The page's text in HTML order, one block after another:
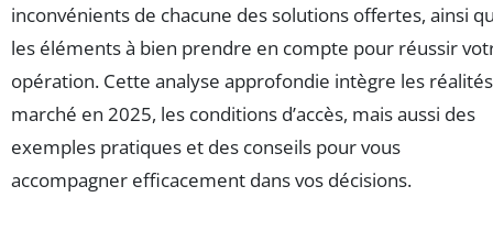
inconvénients de chacune des solutions offertes, ainsi
les éléments à bien prendre en compte pour réussir
opération. Cette analyse approfondie intègre les
marché en 2025, les conditions d’accès, mais aussi des
exemples pratiques et des conseils pour vous
accompagner efficacement dans vos décisions.